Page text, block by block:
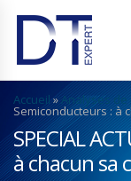
Accueil »Analyses de
Semiconducteurs : à
SPECIAL
à chacun sa